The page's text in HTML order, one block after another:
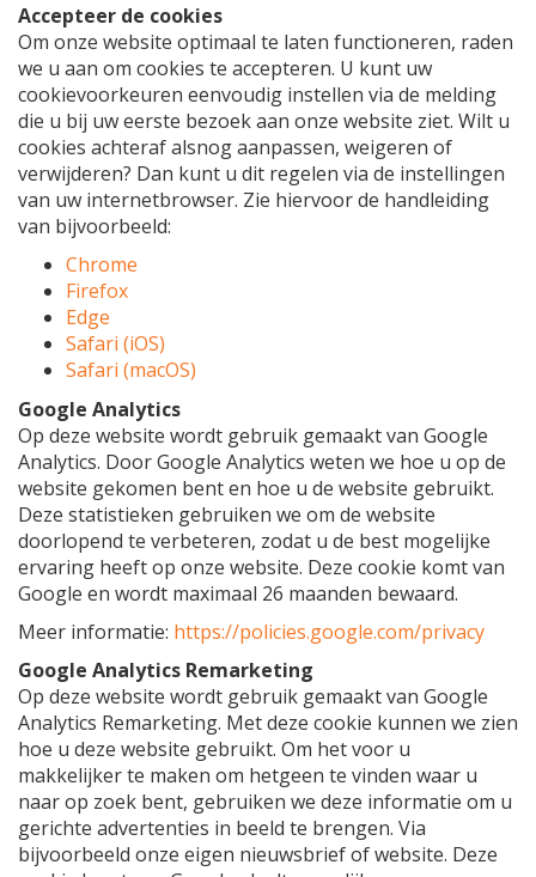
Accepteer de cookies
Om onze website optimaal te laten functioneren, raden
we u aan om cookies te accepteren. U kunt uw
cookievoorkeuren eenvoudig instellen via de melding
die u bij uw eerste bezoek aan onze website ziet. Wilt u
cookies achteraf alsnog aanpassen, weigeren of
verwijderen? Dan kunt u dit regelen via de instellingen
van uw internetbrowser. Zie hiervoor de handleiding
van bijvoorbeeld:
Chrome
Firefox
Edge
Safari (iOS)
Safari (macOS)
Google Analytics
Op deze website wordt gebruik gemaakt van Google
Analytics. Door Google Analytics weten we hoe u op de
website gekomen bent en hoe u de website gebruikt.
Deze statistieken gebruiken we om de website
doorlopend te verbeteren, zodat u de best mogelijke
ervaring heeft op onze website. Deze cookie komt van
Google en wordt maximaal 26 maanden bewaard.
Meer informatie: https://policies.google.com/privacy
Google Analytics Remarketing
Op deze website wordt gebruik gemaakt van Google
Analytics Remarketing. Met deze cookie kunnen we zien
hoe u deze website gebruikt. Om het voor u
makkelijker te maken om hetgeen te vinden waar u
naar op zoek bent, gebruiken we deze informatie om u
gerichte advertenties in beeld te brengen. Via
bijvoorbeeld onze eigen nieuwsbrief of website. Deze